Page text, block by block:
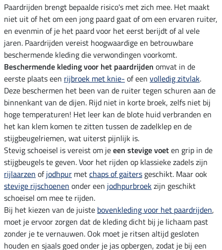
Paardrijden brengt bepaalde risico's met zich mee. Het maakt
niet uit of het om een jong paard gaat of om een ervaren ruiter,
en evenmin of je het paard voor het eerst berijdt of al vele
jaren. Paardrijden vereist hoogwaardige en betrouwbare
beschermende kleding die verwondingen voorkomt.
Beschermende kleding voor het paardrijden omvat in de
eerste plaats een rijbroek met knie- of een volledig zitvlak.
Deze beschermen het been van de ruiter tegen schuren aan de
binnenkant van de dijen. Rijd niet in korte broek, zelfs niet bij
hoge temperaturen! Het leer kan de blote huid verbranden en
het kan klem komen te zitten tussen de zadelklep en de
stijgbeugelriemen, wat uiterst pijnlijk is.
Stevig schoeisel is vereist om jeeen stevige voeten grip in de
stijgbeugels te geven. Voor het rijden op klassieke zadels zijn
rijlaarzen ofjodhpur metchaps of gaiters geschikt. Maar ook
stevige rijschoenen onder een jodhpurbroekzijn geschikt
schoeisel om mee te rijden.
Bij het kiezen van de juiste bovenkleding voor het paardrijden,
moet je ervoor zorgen dat de kleding dicht bij je lichaam past
zonder je te vernauwen. Ook moet je ritsen altijd gesloten
houden en sjaals goed onder je jas opbergen, zodat je bij een